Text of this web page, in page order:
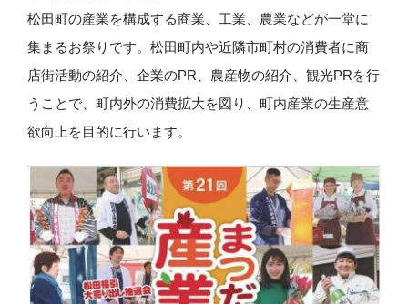
松田町の産業を構成する商業、工業、農業などが一堂に
集まるお祭りです。松田町内や近隣市町村の消費者に商
店街活動の紹介、企業のPR、農産物の紹介、観光PRを行
うことで、町内外の消費拡大を図り、町内産業の生産意
欲向上を目的に行います。